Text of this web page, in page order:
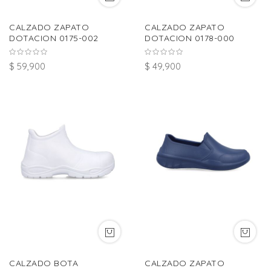
CALZADO ZAPATO
DOTACION 0175-002
$ 59,900
CALZADO ZAPATO
DOTACION 0178-000
$ 49,900
CALZADO BOTA
CALZADO ZAPATO